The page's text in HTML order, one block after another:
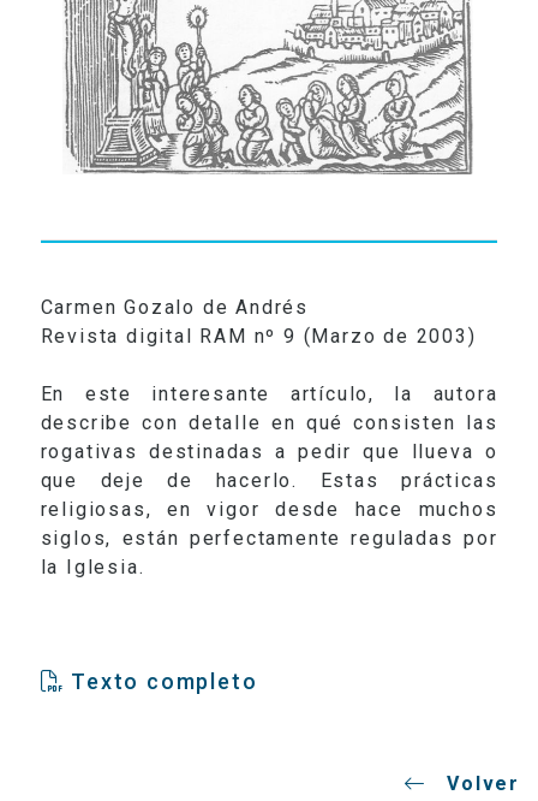
VIDEOS
CONTACTO
Carmen Gozalo de Andrés
Revista digital RAM nº 9 (Marzo de 2003)
En este interesante artículo, la autora
describe con detalle en qué consisten las
rogativas destinadas a pedir que llueva o
que deje de hacerlo. Estas prácticas
religiosas, en vigor desde hace muchos
siglos, están perfectamente reguladas por
la Iglesia.
Texto completo
Volver